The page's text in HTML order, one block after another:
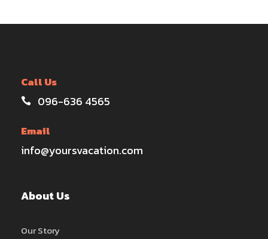
Call Us
096-636 4565
Email
info@yoursvacation.com
About Us
Our Story